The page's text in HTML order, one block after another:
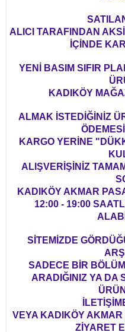
ALICI TARAFINDAN
İÇİNDE
YENİ BASIM SIFIR
KADIKÖY
ALMAK İSTEDİĞİNİZ
KARGO YERİNE
ALIŞVERİŞİNİZ
KADIKÖY AKMAR
12:00 - 19:00
SİTEMİZDE
SADECE BİR
ARADIĞINIZ YA DA
VEYA KADIKÖY
ZİYARET